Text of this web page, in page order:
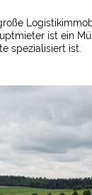
ist ein
spezialisiert ist.